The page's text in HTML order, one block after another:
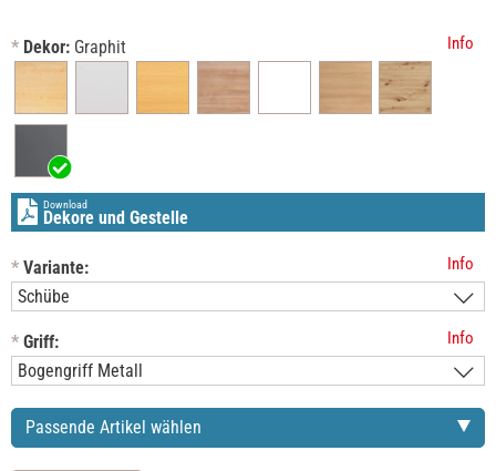
* Dekor: Graphit Info
Download
Dekore und Gestelle
* Variante: Info
* Griff: Info
Passende Artikel wählen